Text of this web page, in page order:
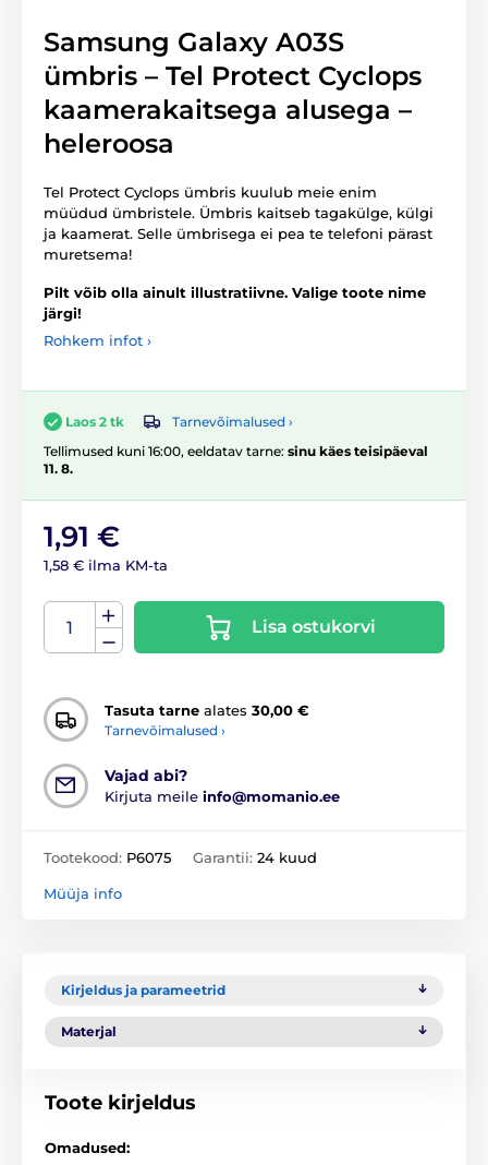
Samsung Galaxy A03S
ümbris – Tel Protect Cyclops
kaamerakaitsega alusega –
heleroosa
Tel Protect Cyclops ümbris kuulub meie enim
müüdud ümbristele. Ümbris kaitseb tagakülge, külgi
ja kaamerat. Selle ümbrisega ei pea te telefoni pärast
muretsema!
Pilt võib olla ainult illustratiivne. Valige toote nime
järgi!
Rohkem infot ›
Laos 2 tk
Tarnevõimalused ›
Tellimused kuni 16:00, eeldatav tarne: sinu käes teisipäeval
11. 8.
1,91 €
1,58 € ilma KM-ta
Lisa ostukorvi
Tasuta tarne alates 30,00 €
Tarnevõimalused ›
Vajad abi?
Kirjuta meile info@momanio.ee
Tootekood: P6075 Garantii: 24 kuud
Müüja info
Kirjeldus ja parameetrid
Materjal
Toote kirjeldus
Omadused: